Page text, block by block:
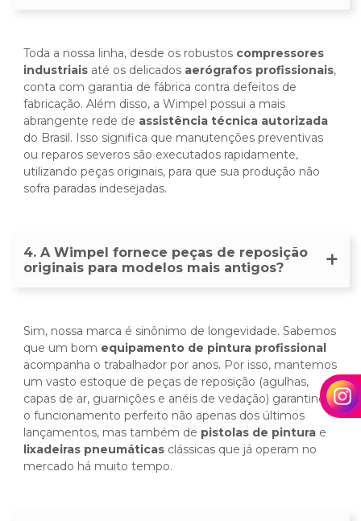
Toda a nossa linha, desde os robustos compressores
industriais até os delicados aerógrafos profissionais,
conta com garantia de fábrica contra defeitos de
fabricação. Além disso, a Wimpel possui a mais
abrangente rede de assistência técnica autorizada
do Brasil. Isso significa que manutenções preventivas
ou reparos severos são executados rapidamente,
utilizando peças originais, para que sua produção não
sofra paradas indesejadas.
4. A Wimpel fornece peças de reposição
originais para modelos mais antigos?
Sim, nossa marca é sinônimo de longevidade. Sabemos
que um bom equipamento de pintura profissional
acompanha o trabalhador por anos. Por isso, mantemos
um vasto estoque de peças de reposição (agulhas,
capas de ar, guarnições e anéis de vedação) garantindo
o funcionamento perfeito não apenas dos últimos
lançamentos, mas também de pistolas de pintura e
lixadeiras pneumáticas clássicas que já operam no
mercado há muito tempo.